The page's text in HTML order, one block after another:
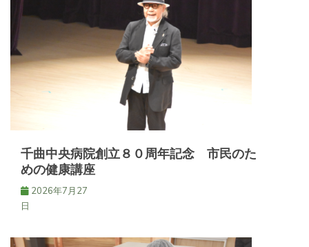
ー
シ
ョ
ン
千曲中央病院創立８０周年記念 市民のた
めの健康講座
2026年7月27
日